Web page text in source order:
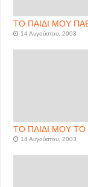
ΤΟ ΠΑΙΔΙ ΜΟΥ
14 Αυγούστου, 2003
ΤΟ ΠΑΙΔΙ ΜΟΥ ΤΟ
14 Αυγούστου, 2003